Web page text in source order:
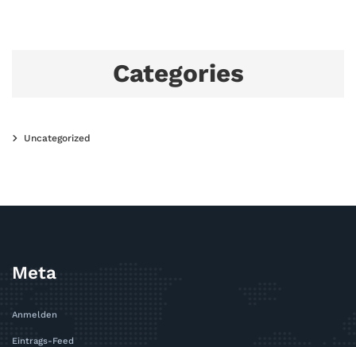
Categories
Uncategorized
Meta
Anmelden
Eintrags-Feed